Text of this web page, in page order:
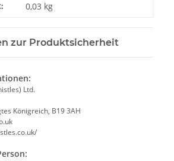
0,03 kg
zur Produktsicherheit
Ltd.
Königreich, B19 3AH